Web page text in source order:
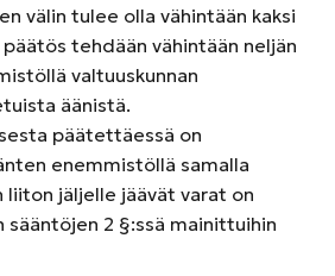
välin tulee olla vähintään kaksi
tehdään vähintään neljän
valtuuskunnan
äänistä.
päätettäessä on
enemmistöllä samalla
liiton jäljelle jäävät varat on
2 §:ssä mainittuihin